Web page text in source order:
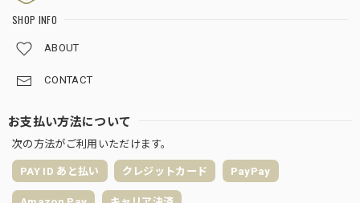
SHOP INFO
ABOUT
CONTACT
お支払い方法について
次の方法がご利用いただけます。
PAY ID あと払い クレジットカード PayPay